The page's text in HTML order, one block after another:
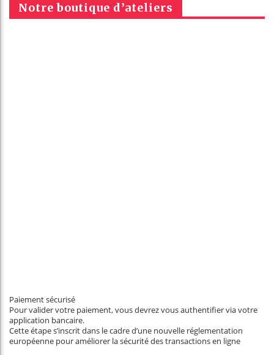
Notre boutique d’ateliers
Paiement sécurisé
Pour valider votre paiement, vous devrez vous authentifier via votre
application bancaire.
Cette étape s’inscrit dans le cadre d’une nouvelle réglementation
européenne pour améliorer la sécurité des transactions en ligne